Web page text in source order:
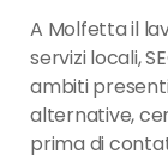
A Molfetta il
servizi locali,
ambiti
alternative,
prima di